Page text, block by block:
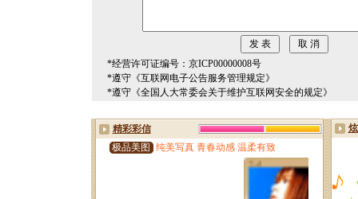
*经营许可证编号：京ICP00000008号
*遵守《互联网电子公告服务管理规定》
*遵守《全国人大常委会关于维护互联网安全的规定》